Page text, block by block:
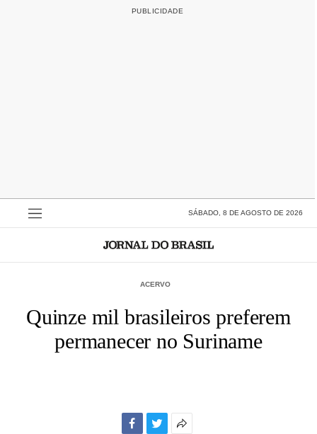
SÁBADO, 8 DE AGOSTO DE 2026
ACERVO
Quinze mil brasileiros preferem
permanecer no Suriname